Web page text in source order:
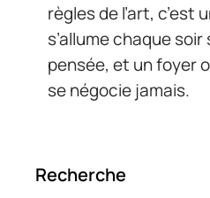
règles de l’art, c’est
s’allume chaque
pensée, et un foyer
se négocie jamais.
Recherche